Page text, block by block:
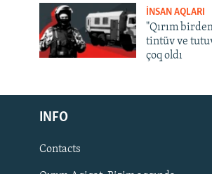
Русский
Українською
QOŞULIÑIZ!
İNSAN AQLARI
"Qırım
tintüv ve
çoq oldı
INFO
Contacts